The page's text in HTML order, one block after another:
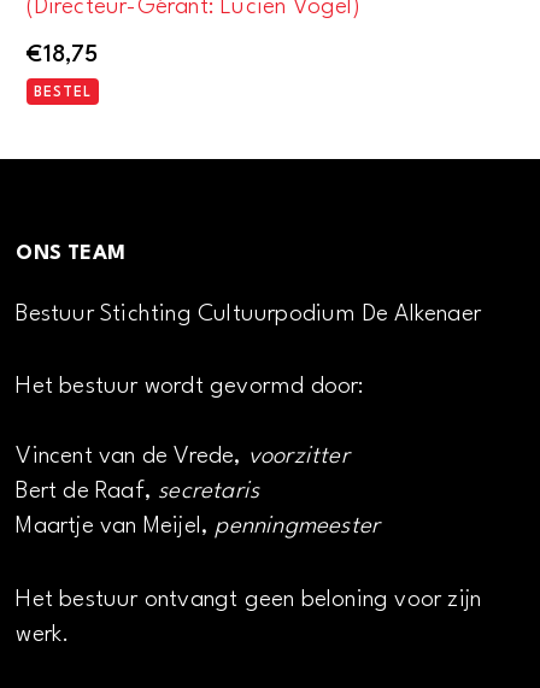
(Directeur-Gérant: Lucien Vogel)
€18,75
BESTEL
ONS TEAM
Bestuur Stichting Cultuurpodium De Alkenaer
Het bestuur wordt gevormd door:
Vincent van de Vrede, voorzitter
Bert de Raaf, secretaris
Maartje van Meijel, penningmeester
Het bestuur ontvangt geen beloning voor zijn
werk.